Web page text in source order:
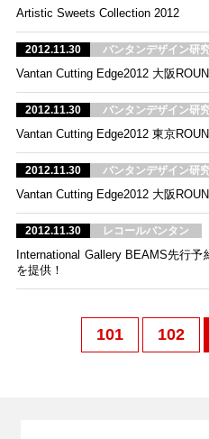
Artistic Sweets Collection 2012
2012.11.30 バンタンデザイン研
Vantan Cutting Edge2012 大阪
2012.11.30 バンタンデザイン研
Vantan Cutting Edge2012 東京
2012.11.30 バンタンデザイン研
Vantan Cutting Edge2012 大阪
2012.11.30 レコールバンタン
International Gallery BEAMS先行
を提供！
101 102